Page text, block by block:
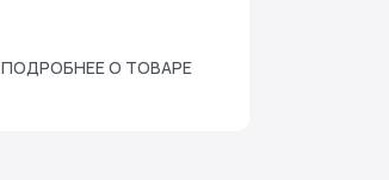
ПОДРОБНЕЕ О ТОВАРЕ